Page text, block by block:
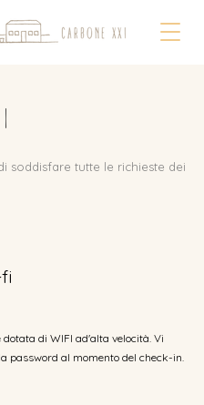
soddisfare tutte le richieste dei
di WIFI ad'alta velocità. Vi
password al momento del check-in.